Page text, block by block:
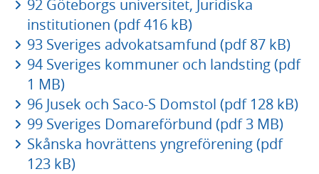
92 Göteborgs universitet, Juridiska
institutionen (pdf 416 kB)
93 Sveriges advokatsamfund (pdf 87 kB)
94 Sveriges kommuner och landsting (pdf
1 MB)
96 Jusek och Saco-S Domstol (pdf 128 kB)
99 Sveriges Domareförbund (pdf 3 MB)
Skånska hovrättens yngreförening (pdf
123 kB)